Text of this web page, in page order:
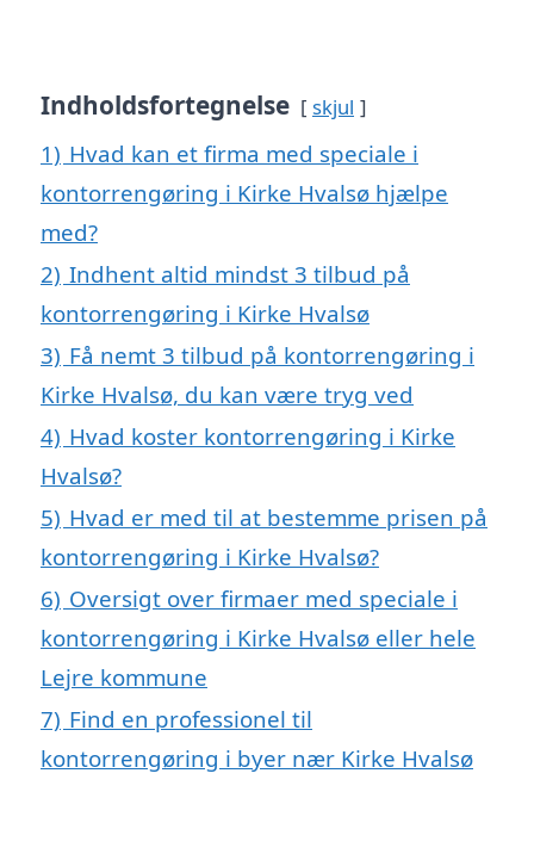
Indholdsfortegnelse skjul
1) Hvad kan et firma med speciale i
kontorrengøring i Kirke Hvalsø hjælpe
med?
2) Indhent altid mindst 3 tilbud på
kontorrengøring i Kirke Hvalsø
3) Få nemt 3 tilbud på kontorrengøring i
Kirke Hvalsø, du kan være tryg ved
4) Hvad koster kontorrengøring i Kirke
Hvalsø?
5) Hvad er med til at bestemme prisen på
kontorrengøring i Kirke Hvalsø?
6) Oversigt over firmaer med speciale i
kontorrengøring i Kirke Hvalsø eller hele
Lejre kommune
7) Find en professionel til
kontorrengøring i byer nær Kirke Hvalsø